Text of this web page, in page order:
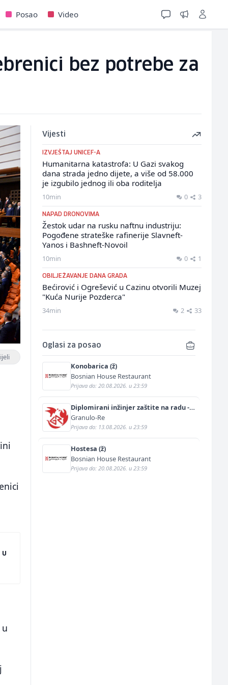
Posao Video
bez potrebe za
u
Vijesti
IZVJEŠTAJ UNICEF-A
Humanitarna katastrofa: U Gazi svakog
dana strada jedno dijete, a više od 58.000
je izgubilo jednog ili oba roditelja
10min 0 3
NAPAD DRONOVIMA
Žestok udar na rusku naftnu industriju:
Pogođene strateške rafinerije Slavneft-
Yanos i Bashneft-Novoil
10min 0 1
OBILJEŽAVANJE DANA GRADA
Bećirović i Ogrešević u Cazinu otvorili Muzej
"Kuća Nurije Pozderca"
34min 2 33
Oglasi za posao
Konobarica (ž)
Bosnian House Restaurant
Prijava do: 20.08.2026. u 23:59
Diplomirani inžinjer zaštite na radu -
Bachelor inžinjer sigurnosti i pomoći
(m/ž)
Granulo-Re
Prijava do: 13.08.2026. u 23:59
Hostesa (ž)
Bosnian House Restaurant
Prijava do: 20.08.2026. u 23:59